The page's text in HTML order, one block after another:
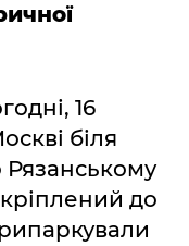
16
біля
Рязанському
до